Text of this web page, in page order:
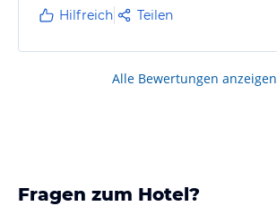
Hilfreich Teilen
Alle Bewertungen anzeigen
Fragen zum Hotel?